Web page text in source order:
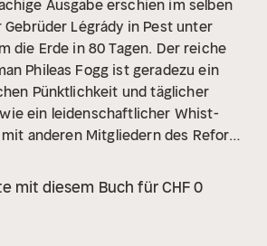
Ausgabe erschien im selben
Gebrüder Légrády in Pest unter
die Erde in 80 Tagen. Der reiche
Phileas Fogg ist geradezu ein
Pünktlichkeit und täglicher
ein leidenschaftlicher Whist-
anderen Mitgliedern des Reform
Tagen um die Welt zu reisen.
mit diesem Buch für CHF 0